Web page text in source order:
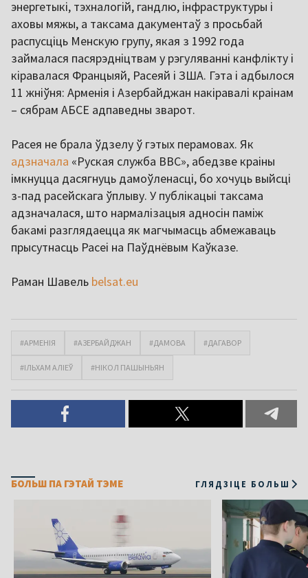
энергетыкі, тэхналогій, гандлю, інфраструктуры і
аховы мяжы, а таксама дакументаў з просьбай
распусціць Менскую групу, якая з 1992 года
займалася пасярэдніцтвам у рэгуляванні канфлікту і
кіравалася Францыяй, Расеяй і ЗША. Гэта і адбылося
11 жніўня: Арменія і Азербайджан накіравалі краінам
– сябрам АБСЕ адпаведны зварот.
Расея не брала ўдзелу ў гэтых перамовах. Як
адзначала «Руская служба BBC», абедзве краіны
імкнуцца дасягнуць дамоўленасці, бо хочуць выйсці
з-пад расейскага ўплыву. У публікацыі таксама
адзначалася, што нармалізацыя адносін паміж
бакамі разглядаецца як магчымасць абмежаваць
прысутнасць Расеі на Паўднёвым Каўказе.
Раман Шавель belsat.eu
#АРМЕНІЯ #АЗЕРБАЙДЖАН #ДАМОВА #ДАГАВОР
#ІЛЬХАМ АЛІЕЎ #НІКОЛ ПАШЫНЬЯН
БОЛЬШ ПА ГЭТАЙ ТЭМЕ ГЛЯДЗІЦЕ БОЛЬШ